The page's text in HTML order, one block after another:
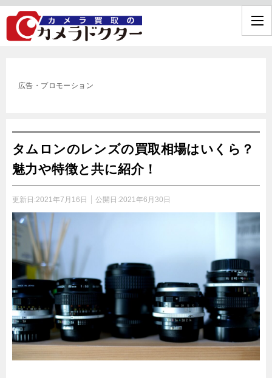
広告・プロモーション
タムロンのレンズの買取相場はいくら？
魅力や特徴と共に紹介！
更新日:2021年7月16日 公開日:2021年6月30日